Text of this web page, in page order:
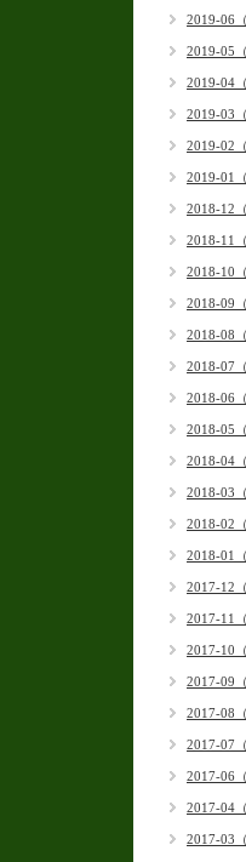
2019-06（
2019-05（
2019-04（
2019-03（
2019-02（
2019-01（
2018-12（
2018-11（
2018-10（
2018-09（
2018-08（
2018-07（
2018-06（
2018-05（
2018-04（
2018-03（
2018-02（
2018-01（
2017-12（
2017-11（
2017-10（
2017-09（
2017-08（
2017-07（
2017-06（
2017-04（
2017-03（